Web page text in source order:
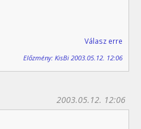
Válasz erre
Előzmény: KisBi 2003.05.12. 12:06
2003.05.12. 12:06